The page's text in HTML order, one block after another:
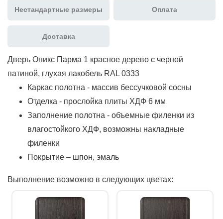
Нестандартные размеры Оплата
Доставка
Дверь Оникс Парма 1 красное дерево с черной
патиной, глухая лакобель RAL 0333
Каркас полотна - массив бессучковой сосны
Отделка - прослойка плиты ХДФ 6 мм
Заполнение полотна - объемные филенки из
влагостойкого ХДФ, возможны накладные
филенки
Покрытие – шпон, эмаль
Выполнение возможно в следующих цветах: